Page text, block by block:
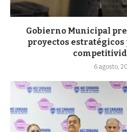
Gobierno Municipal
proyectos
6 agosto,